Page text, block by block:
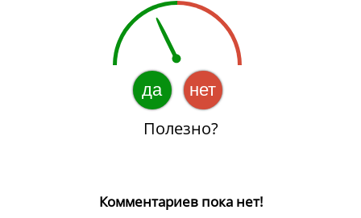
да нет
Полезно?
Комментариев пока нет!